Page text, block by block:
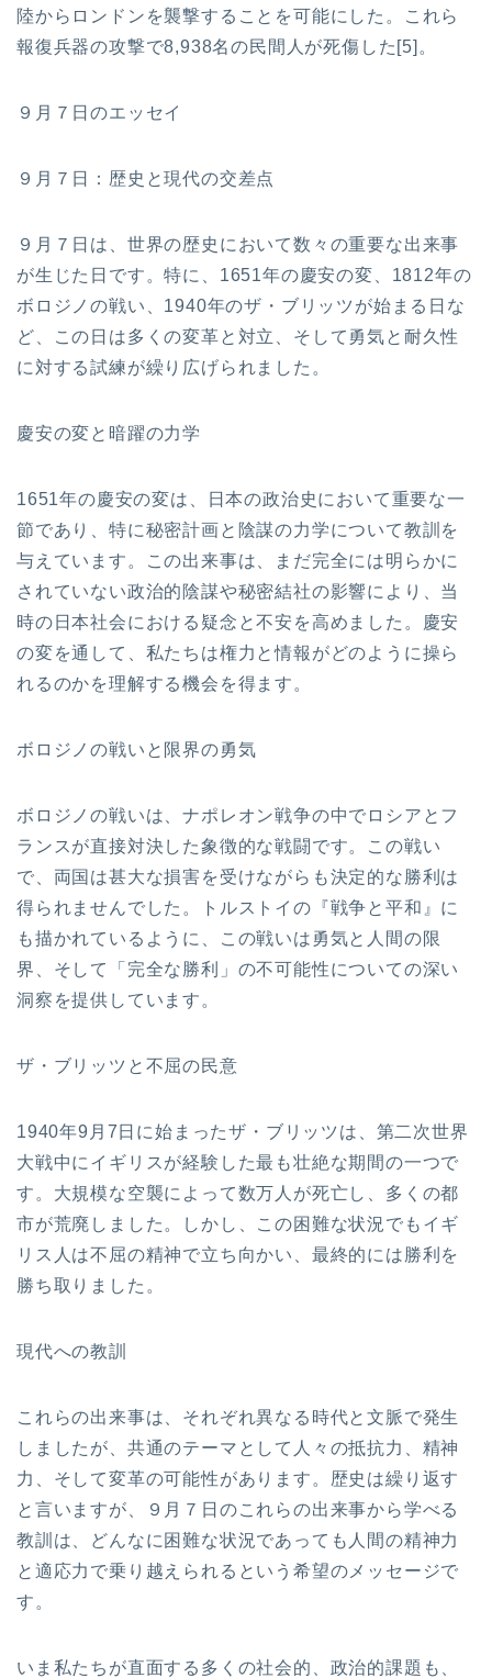
陸からロンドンを襲撃することを可能にした。これら
報復兵器の攻撃で8,938名の民間人が死傷した[5]。
９月７日のエッセイ
９月７日：歴史と現代の交差点
９月７日は、世界の歴史において数々の重要な出来事
が生じた日です。特に、1651年の慶安の変、1812年の
ボロジノの戦い、1940年のザ・ブリッツが始まる日な
ど、この日は多くの変革と対立、そして勇気と耐久性
に対する試練が繰り広げられました。
慶安の変と暗躍の力学
1651年の慶安の変は、日本の政治史において重要な一
節であり、特に秘密計画と陰謀の力学について教訓を
与えています。この出来事は、まだ完全には明らかに
されていない政治的陰謀や秘密結社の影響により、当
時の日本社会における疑念と不安を高めました。慶安
の変を通して、私たちは権力と情報がどのように操ら
れるのかを理解する機会を得ます。
ボロジノの戦いと限界の勇気
ボロジノの戦いは、ナポレオン戦争の中でロシアとフ
ランスが直接対決した象徴的な戦闘です。この戦い
で、両国は甚大な損害を受けながらも決定的な勝利は
得られませんでした。トルストイの『戦争と平和』に
も描かれているように、この戦いは勇気と人間の限
界、そして「完全な勝利」の不可能性についての深い
洞察を提供しています。
ザ・ブリッツと不屈の民意
1940年9月7日に始まったザ・ブリッツは、第二次世界
大戦中にイギリスが経験した最も壮絶な期間の一つで
す。大規模な空襲によって数万人が死亡し、多くの都
市が荒廃しました。しかし、この困難な状況でもイギ
リス人は不屈の精神で立ち向かい、最終的には勝利を
勝ち取りました。
現代への教訓
これらの出来事は、それぞれ異なる時代と文脈で発生
しましたが、共通のテーマとして人々の抵抗力、精神
力、そして変革の可能性があります。歴史は繰り返す
と言いますが、９月７日のこれらの出来事から学べる
教訓は、どんなに困難な状況であっても人間の精神力
と適応力で乗り越えられるという希望のメッセージで
す。
いま私たちが直面する多くの社会的、政治的課題も、